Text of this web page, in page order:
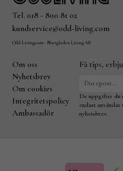
Tel. 018 - 800 81 02
kundservice@odd-living.com
Odd-Living.com - Norrgården Living AB
Om oss
Nyhetsbrev
Om cookies
Integritetspolicy
Ambassadör
Få tips,
De uppgifter du
endast
nyhetsbrev.